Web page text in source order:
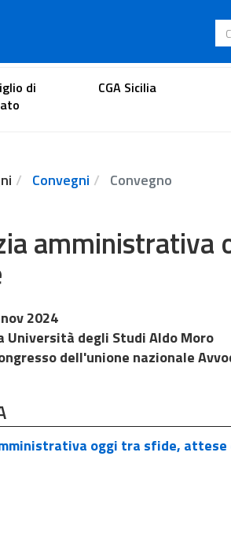
Portale dell'avvocato
di
CGA Sicilia
Convegni Convegno
amministrativa
2024
Università degli Studi Aldo Moro
dell'unione nazionale
oggi tra sfide, attese